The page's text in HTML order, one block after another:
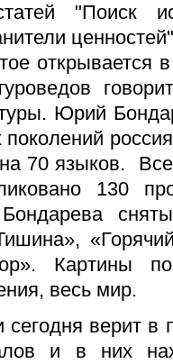
"Поиск
в
Юрий
поколений
70 языков.
130
Картины
весь мир.
верит в
и в них